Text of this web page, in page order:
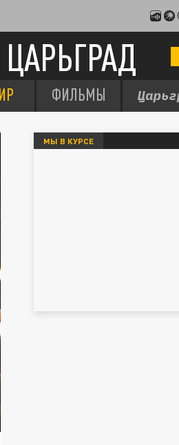
ЦАРЬГРАД
ФИЛЬМЫ
МЫ В КУРСЕ